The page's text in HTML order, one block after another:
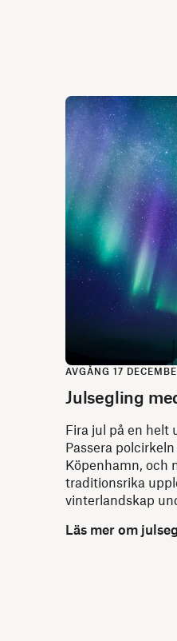
AVGÅNG 17
Julsegling
Fira jul på en helt
Passera
Köpenhamn, och
traditionsrika
vinterlandskap
Läs mer om